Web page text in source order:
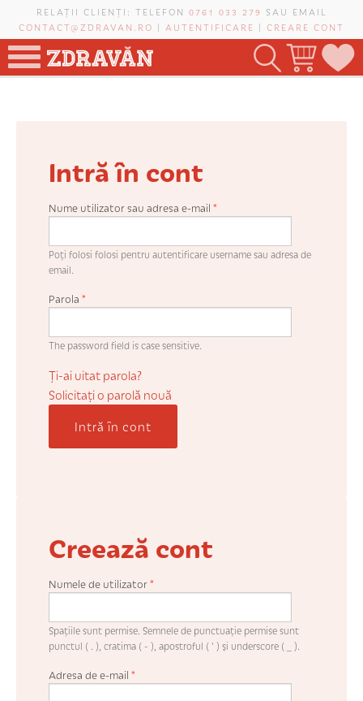
Mergi la conţinutul principal
RELAȚII CLIENȚI: TELEFON 0761 033 279 SAU EMAIL
CONTACT@ZDRAVAN.RO | AUTENTIFICARE | CREARE CONT
VIȚĂ-DE-VIE
Intră în cont
Nume utilizator sau adresa e-mail *
Poți folosi folosi pentru autentificare username sau adresa de
email.
Parola *
The password field is case sensitive.
Ți-ai uitat parola?
Solicitaţi o parolă nouă
Intră în cont
Creează cont
Numele de utilizator*
Spaţiile sunt permise. Semnele de punctuaţie permise sunt
punctul ( . ), cratima ( - ), apostroful ( ' ) şi underscore ( _ ).
Adresa de e-mail *